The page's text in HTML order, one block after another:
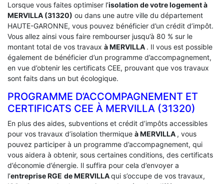
Lorsque vous faites optimiser l’isolation de votre logement à
MERVILLA (31320) ou dans une autre ville du département
HAUTE-GARONNE, vous pouvez bénéficier d’un crédit d’impôt.
Vous allez ainsi vous faire rembourser jusqu’à 80 % sur le
montant total de vos travaux à MERVILLA . Il vous est possible
également de bénéficier d’un programme d’accompagnement,
en vue d’obtenir les certificats CEE, prouvant que vos travaux
sont faits dans un but écologique.
PROGRAMME D’ACCOMPAGNEMENT ET
CERTIFICATS CEE À ‎MERVILLA (31320)
En plus des aides, subventions et crédit d’impôts accessibles
pour vos travaux d’isolation thermique à MERVILLA , vous
pouvez participer à un programme d’accompagnement, qui
vous aidera à obtenir, sous certaines conditions, des certificats
d’économie d’énergie. Il suffira pour cela d’envoyer a
l’entreprise RGE de MERVILLAqui s’occupe de vos travaux,